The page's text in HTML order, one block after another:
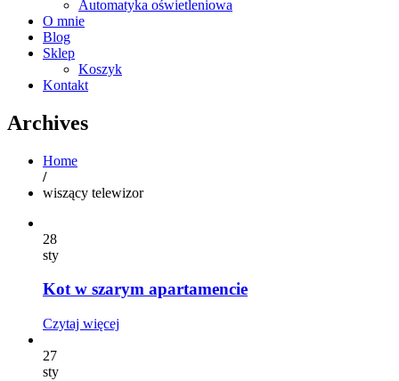
Automatyka oświetleniowa
O mnie
Blog
Sklep
Koszyk
Kontakt
Archives
Home
/
wiszący telewizor
28
sty
Kot w szarym apartamencie
Czytaj więcej
27
sty